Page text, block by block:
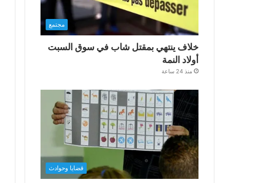
مجتمع
خلاف ينتهي بمقتل شاب في سوق السبت
أولاد النمة
منذ 24 ساعة
قضايا وحوادث